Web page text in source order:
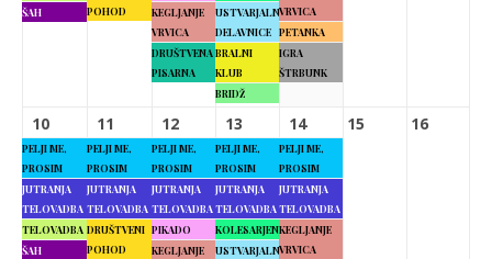
ŠAH
POHOD
KEGLJANJE
VRVICA
DRUŠTVENA
PISARNA
USTVARJALNE
DELAVNICE
BRALNI
KLUB
BRIDŽ
VRVICA
PETANKA
IGRA
ŠTRBUNK
10
PELJI ME,
PROSIM
JUTRANJA
TELOVADBA
TELOVADBA
ŠAH
11
PELJI ME,
PROSIM
JUTRANJA
TELOVADBA
DRUŠTVENI
POHOD
12
PELJI ME,
PROSIM
JUTRANJA
TELOVADBA
PIKADO
KEGLJANJE
13
PELJI ME,
PROSIM
JUTRANJA
TELOVADBA
KOLESARJENJE
USTVARJALNE
14
PELJI ME,
PROSIM
JUTRANJA
TELOVADBA
KEGLJANJE
VRVICA
15 16